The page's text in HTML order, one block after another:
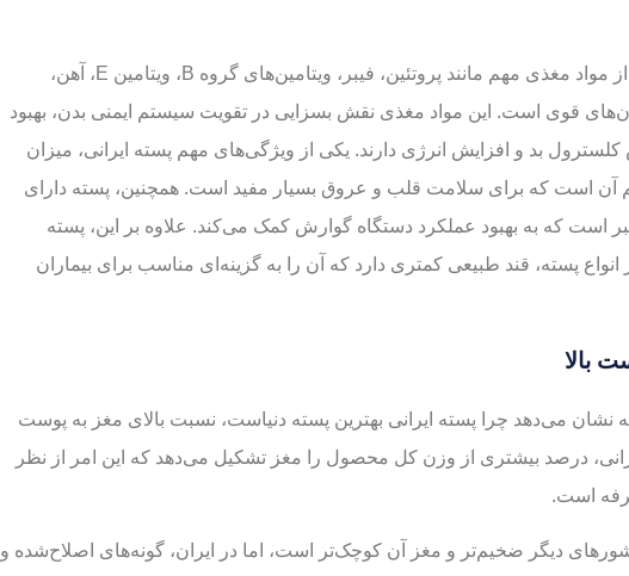
پسته ایرانی سرشار از مواد مغذی مهم مانند پروتئین، فیبر، ویتامین‌های گروه B، ویتامین E، آهن،
قوی است. این مواد مغذی نقش بسزایی در تقویت سیستم ایمنی بدن، بهبود
بد و افزایش انرژی دارند. یکی از ویژگی‌های مهم پسته ایرانی، میزان
آن است که برای سلامت قلب و عروق بسیار مفید است. همچنین، پسته دارای
است که به بهبود عملکرد دستگاه گوارش کمک می‌کند. علاوه بر این، پسته
انواع پسته، قند طبیعی کمتری دارد که آن را به گزینه‌ای مناسب برای بیماران
بالا
نشان می‌دهد چرا پسته ایرانی بهترین پسته دنیاست، نسبت بالای مغز به پوست
درصد بیشتری از وزن کل محصول را مغز تشکیل می‌دهد که این امر از نظر
است.
دیگر ضخیم‌تر و مغز آن کوچک‌تر است، اما در ایران، گونه‌های اصلاح‌شده و